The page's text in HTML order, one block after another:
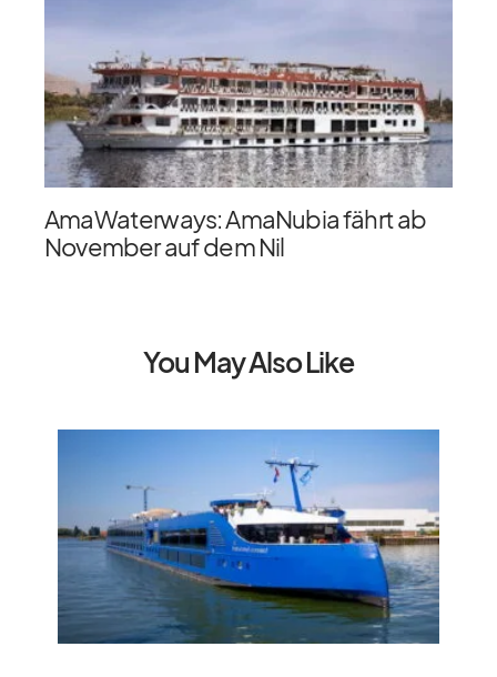
AmaWaterways: AmaNubia fährt ab
November auf dem Nil
You May Also Like